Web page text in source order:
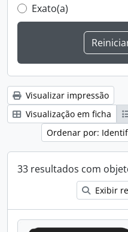
Exato(a)
Visualizar impressão
Visualização em ficha
Ordenar por:
33 resultados com
Exibir